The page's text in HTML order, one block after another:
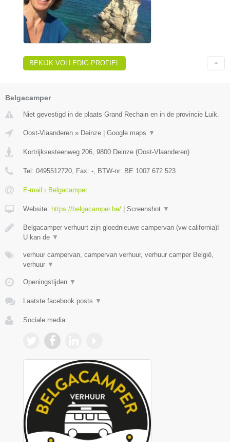
BEKIJK VOLLEDIG PROFIEL
Belgacamper
Niet gevestigd in de plaats Grand Rechain en in de provincie Luik.
Oost-Vlaanderen » Deinze Google maps ▼
Kortrijksesteenweg 206, 9800 Deinze (Oost-Vlaanderen)
Tel: 0495512720, Fax: -, BTW-nr: BE 1007 672 523
E-mail › Belgacamper
Website: https://belgacamper.be/ Screenshot ▼
Belgacamper verhuurt zijn gloednieuwe campervan (vw california)!
U kan de ▼
verhuur campervan, campervan verhuur, verhuur camper België,
verhuur ▼
Openingstijden ▼
Laatste facebook posts ▼
Sociale media: